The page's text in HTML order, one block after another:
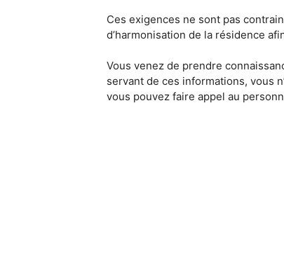
Ces exigences ne sont pas
d’harmonisation de la résidence
Vous venez de prendre
servant de ces informations, vous
vous pouvez faire appel au